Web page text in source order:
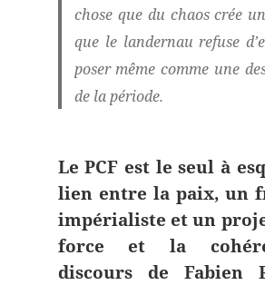
chose que du chaos crée
que le landernau refuse
poser même comme une
de la période.
Le PCF est le seul à
lien entre la paix, un
impérialiste et un
force et la
discours de Fabien